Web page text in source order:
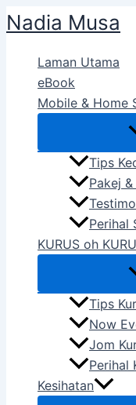
Skip
to
content
Nadia Musa
Laman Utama
eBook
Mobile & Home
Tips
Pakej
Perihal
KURUS oh
Tips
Now
Jom
Perihal
Kesihatan